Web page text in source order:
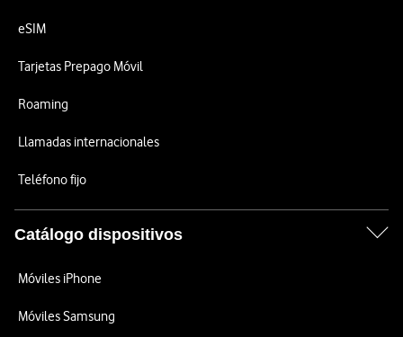
eSIM
Tarjetas Prepago Móvil
Roaming
Llamadas internacionales
Teléfono fijo
Catálogo dispositivos
Móviles iPhone
Móviles Samsung